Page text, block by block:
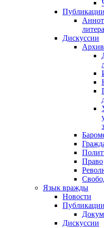
Публикации
Дискуссии
Право
Язык вражды
Новости
Публикации
Дискуссии